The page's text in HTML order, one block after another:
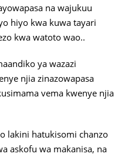
na wajukuu
hiyo kwa kuwa tayari
kwa watoto wao..
ya wazazi
njia zinazowapasa
vema kwenye njia
lakini hatukisomi chanzo
askofu wa makanisa, na